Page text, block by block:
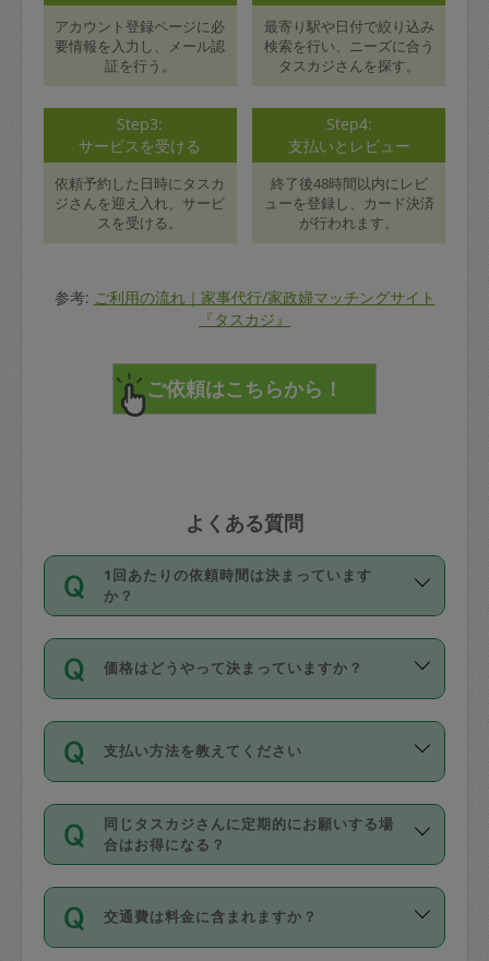
アカウント登録ページに必
要情報を入力し、メール認
証を行う。
最寄り駅や日付で絞り込み
検索を行い、ニーズに合う
タスカジさんを探す。
Step3:
サービスを受ける
依頼予約した日時にタスカ
ジさんを迎え入れ、サービ
スを受ける。
Step4:
支払いとレビュー
終了後48時間以内にレビ
ューを登録し、カード決済
が行われます。
参考: ご利用の流れ｜家事代行/家政婦マッチングサイト
『タスカジ』
よくある質問
1回あたりの依頼時間は決まっています
か？
依頼1回につき3時間固定です。3時間を
超えて依頼したい場合は、延長機能をご
利用ください。機能をご利用いただくに
の上事前申請することが必要です。な
お、3時間を下回っても、値引き等はござ
いません。
価格はどうやって決まっていますか？
11種類の価格帯の中からタスカジさん自
身が価格を選んで設定しています。
タスカジさんの価格設定には最初は制限
があり、レビュー件数、レビューの平均
値、などで除々に設定可能な最高額が上
がっていく仕組みになっています。
支払い方法を教えてください
お支払方法はクレジットカード（Visa／
Master／JCB／AMERICAN EXPRESS／
Diners Club）のみとなります。
を行う際にご入力ください。プロフィー
ル登録時にはご入力いただかなくても大
同じタスカジさんに定期的にお願いする場
合はお得になる？
依頼には「スポット」と「定期（毎週｜
隔週）」があり、「定期」の依頼は「ス
ポット」よりお得な料金でご利用できま
交通費は料金に含まれますか？